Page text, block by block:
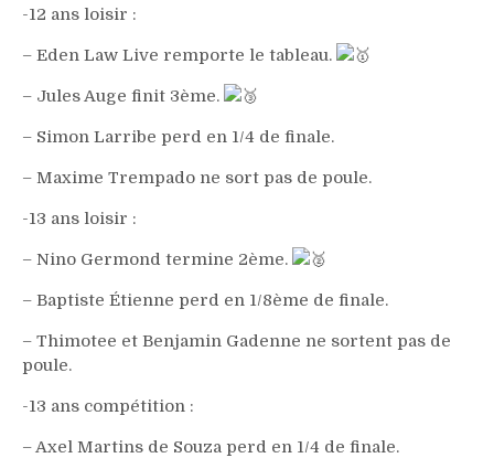
-12 ans loisir :
– Eden Law Live remporte le tableau.
– Jules Auge finit 3ème.
– Simon Larribe perd en 1/4 de finale.
– Maxime Trempado ne sort pas de poule.
-13 ans loisir :
– Nino Germond termine 2ème.
– Baptiste Étienne perd en 1/8ème de finale.
– Thimotee et Benjamin Gadenne ne sortent pas de
poule.
-13 ans compétition :
– Axel Martins de Souza perd en 1/4 de finale.